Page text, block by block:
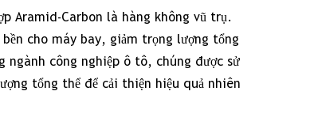
Aramid-Carbon là hàng không vũ trụ.
cho máy bay, giảm trọng lượng tổng
ngành công nghiệp ô tô, chúng được sử
tổng thể để cải thiện hiệu quả nhiên